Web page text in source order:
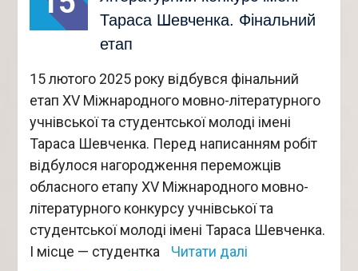
Тараса Шевченка. Фінальний
етап
15 лютого 2025 року відбувся фінальний
етап XV Міжнародного мовно-літературного
учнівської та студентської молоді імені
Тараса Шевченка. Перед написанням робіт
відбулося нагородження переможців
обласного етапу XV Міжнародного мовно-
літературного конкурсу учнівської та
студентської молоді імені Тараса Шевченка.
I місце — студентка
Читати далі